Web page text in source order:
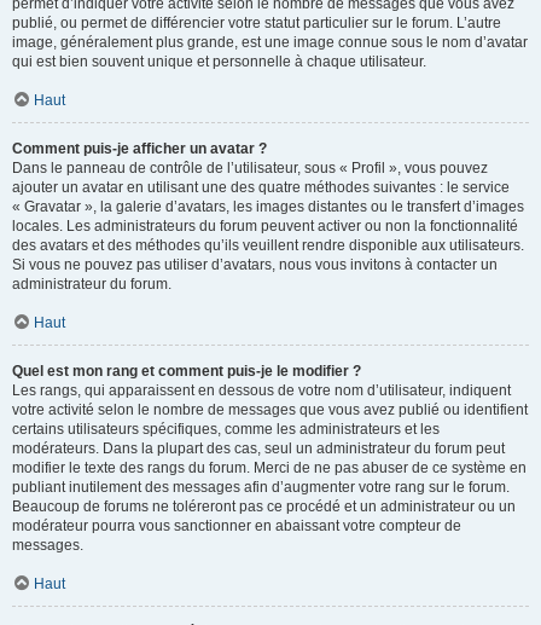
permet d’indiquer votre activité selon le nombre de messages que vous avez
publié, ou permet de différencier votre statut particulier sur le forum. L’autre
image, généralement plus grande, est une image connue sous le nom d’avatar
qui est bien souvent unique et personnelle à chaque utilisateur.
Haut
Comment puis-je afficher un avatar ?
Dans le panneau de contrôle de l’utilisateur, sous « Profil », vous pouvez
ajouter un avatar en utilisant une des quatre méthodes suivantes : le service
« Gravatar », la galerie d’avatars, les images distantes ou le transfert d’images
locales. Les administrateurs du forum peuvent activer ou non la fonctionnalité
des avatars et des méthodes qu’ils veuillent rendre disponible aux utilisateurs.
Si vous ne pouvez pas utiliser d’avatars, nous vous invitons à contacter un
administrateur du forum.
Haut
Quel est mon rang et comment puis-je le modifier ?
Les rangs, qui apparaissent en dessous de votre nom d’utilisateur, indiquent
votre activité selon le nombre de messages que vous avez publié ou identifient
certains utilisateurs spécifiques, comme les administrateurs et les
modérateurs. Dans la plupart des cas, seul un administrateur du forum peut
modifier le texte des rangs du forum. Merci de ne pas abuser de ce système en
publiant inutilement des messages afin d’augmenter votre rang sur le forum.
Beaucoup de forums ne toléreront pas ce procédé et un administrateur ou un
modérateur pourra vous sanctionner en abaissant votre compteur de
messages.
Haut